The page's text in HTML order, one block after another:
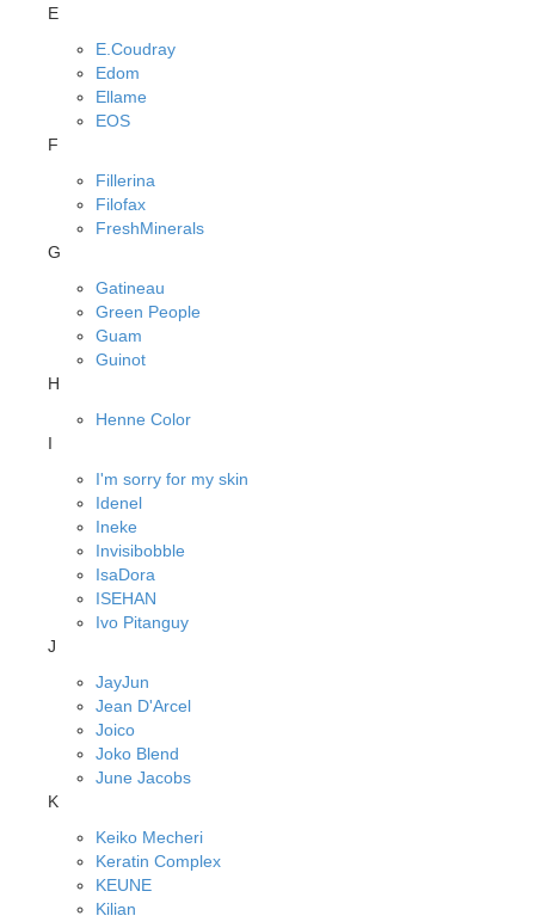
E
E.Coudray
Edom
Ellame
EOS
F
Fillerina
Filofax
FreshMinerals
G
Gatineau
Green People
Guam
Guinot
H
Henne Color
I
I'm sorry for my skin
Idenel
Ineke
Invisibobble
IsaDora
ISEHAN
Ivo Pitanguy
J
JayJun
Jean D'Arcel
Joico
Joko Blend
June Jacobs
K
Keiko Mecheri
Keratin Complex
KEUNE
Kilian